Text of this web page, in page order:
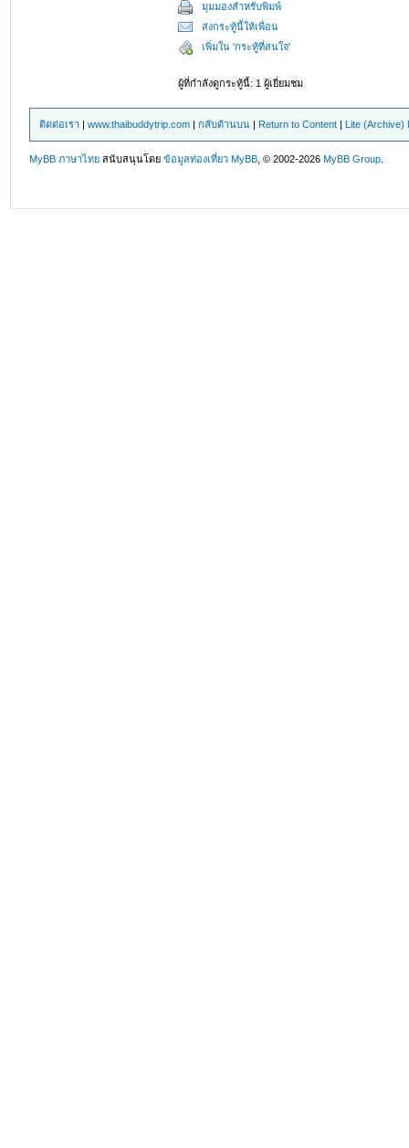
มุมมองสำหรับพิมพ์
ส่งกระทู้นี้ให้เพื่อน
เพิ่มใน 'กระทู้ที่สนใจ'
ผู้ที่กำลังดูกระทู้นี้: 1 ผู้เยี่ยมชม
ติดต่อเรา |www.thaibuddytrip.com |กลับด้านบน | Return to Content | Lite (Archive)
MyBB ภาษาไทย สนับสนุนโดยข้อมูลท่องเที่ยว MyBB , © 2002-2026MyBB Group